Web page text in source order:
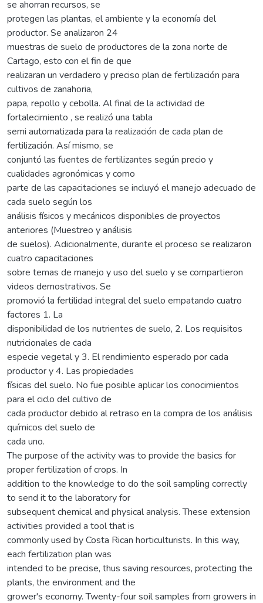
se ahorran recursos, se
protegen las plantas, el ambiente y la economía del
productor. Se analizaron 24
muestras de suelo de productores de la zona norte de
Cartago, esto con el fin de que
realizaran un verdadero y preciso plan de fertilización para
cultivos de zanahoria,
papa, repollo y cebolla. Al final de la actividad de
fortalecimiento , se realizó una tabla
semi automatizada para la realización de cada plan de
fertilización. Así mismo, se
conjuntó las fuentes de fertilizantes según precio y
cualidades agronómicas y como
parte de las capacitaciones se incluyó el manejo adecuado de
cada suelo según los
análisis físicos y mecánicos disponibles de proyectos
anteriores (Muestreo y análisis
de suelos). Adicionalmente, durante el proceso se realizaron
cuatro capacitaciones
sobre temas de manejo y uso del suelo y se compartieron
videos demostrativos. Se
promovió la fertilidad integral del suelo empatando cuatro
factores 1. La
disponibilidad de los nutrientes de suelo, 2. Los requisitos
nutricionales de cada
especie vegetal y 3. El rendimiento esperado por cada
productor y 4. Las propiedades
físicas del suelo. No fue posible aplicar los conocimientos
para el ciclo del cultivo de
cada productor debido al retraso en la compra de los análisis
químicos del suelo de
cada uno.
The purpose of the activity was to provide the basics for
proper fertilization of crops. In
addition to the knowledge to do the soil sampling correctly
to send it to the laboratory for
subsequent chemical and physical analysis. These extension
activities provided a tool that is
commonly used by Costa Rican horticulturists. In this way,
each fertilization plan was
intended to be precise, thus saving resources, protecting the
plants, the environment and the
grower's economy. Twenty-four soil samples from growers in